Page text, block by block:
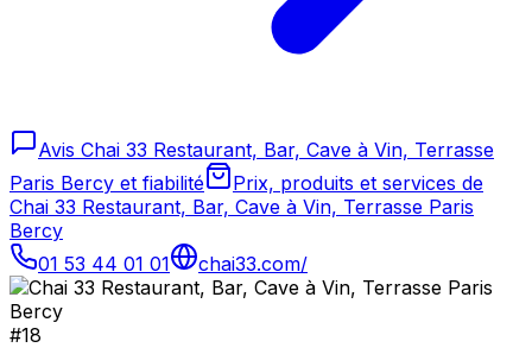
Avis Chai 33 Restaurant, Bar, Cave à Vin, Terrasse
Paris Bercy et fiabilité
Prix, produits et services de
Chai 33 Restaurant, Bar, Cave à Vin, Terrasse Paris
Bercy
01 53 44 01 01
chai33.com/
#18